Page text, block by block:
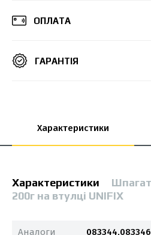
ОПЛАТА
ГАРАНТІЯ
Характеристики
Характеристики
200г на втулці UNIFIX
Аналоги